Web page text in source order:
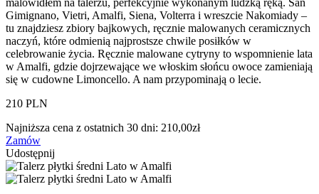
Gimignano, Vietri, Amalfi, Siena, Volterra i wreszcie Nakomiady –
tu znajdziesz zbiory bajkowych, ręcznie malowanych ceramicznych
naczyń, które odmienią najprostsze chwile posiłków w
celebrowanie życia. Ręcznie malowane cytryny to wspomnienie lata
w Amalfi, gdzie dojrzewające we włoskim słońcu owoce zamieniają
się w cudowne Limoncello. A nam przypominają o lecie.
210 PLN
Najniższa cena z ostatnich 30 dni: 210,00zł
Zamów
Udostępnij